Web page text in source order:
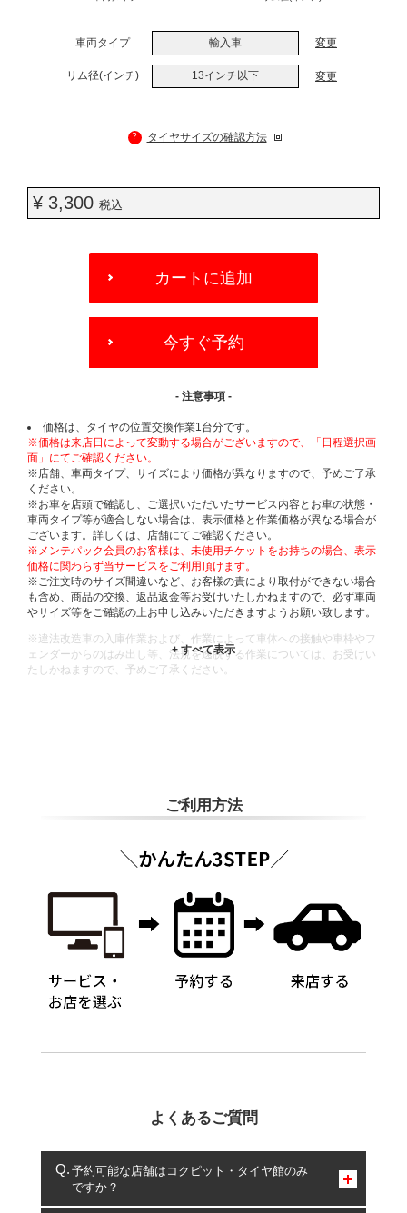
車両タイプ 輸入車 変更
リム径(インチ) 13インチ以下 変更
? タイヤサイズの確認方法
¥ 3,300 税込
OPTIONS
カートに追加
今すぐ予約
- 注意事項 -
価格は、タイヤの位置交換作業1台分です。
※価格は来店日によって変動する場合がございますので、「日程選択画
面」にてご確認ください。
※店舗、車両タイプ、サイズにより価格が異なりますので、予めご了承
ください。
※お車を店頭で確認し、ご選択いただいたサービス内容とお車の状態・
車両タイプ等が適合しない場合は、表示価格と作業価格が異なる場合が
ございます。詳しくは、店舗にてご確認ください。
※メンテパック会員のお客様は、未使用チケットをお持ちの場合、表示
価格に関わらず当サービスをご利用頂けます。
※ご注文時のサイズ間違いなど、お客様の責により取付ができない場合
も含め、商品の交換、返品返金等お受けいたしかねますので、必ず車両
やサイズ等をご確認の上お申し込みいただきますようお願い致します。
※違法改造車の入庫作業および、作業によって車体への接触や車枠やフ
ェンダーからのはみ出し等、法規を逸脱する作業については、お受けい
たしかねますので、予めご了承ください。
ご利用方法
よくあるご質問
予約可能な店舗はコクピット・タイヤ館のみ
ですか？